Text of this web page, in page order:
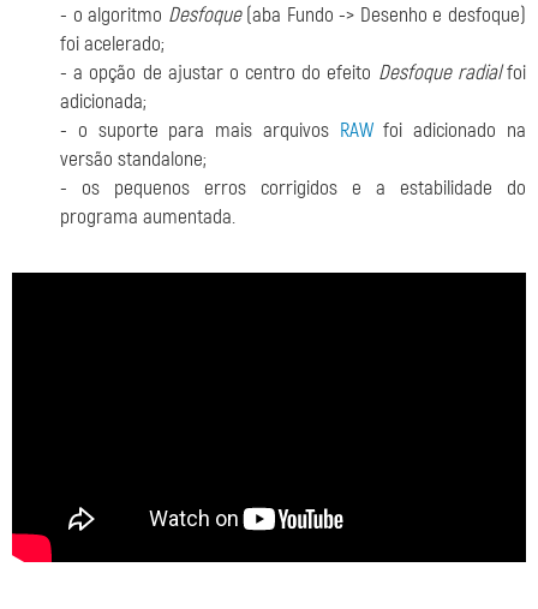
- o algoritmo Desfoque(aba Fundo -> Desenho e desfoque)
foi acelerado;
- a opção de ajustar o centro do efeito Desfoque radialfoi
adicionada;
- o suporte para mais arquivos RAWfoi adicionado na
versão standalone;
- os pequenos erros corrigidos e a estabilidade do
programa aumentada.